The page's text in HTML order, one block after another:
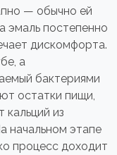
— обычно ей
эмаль постепенно
дискомфорта.
а
бактериями
остатки пищи,
кальций из
начальном этапе
процесс доходит